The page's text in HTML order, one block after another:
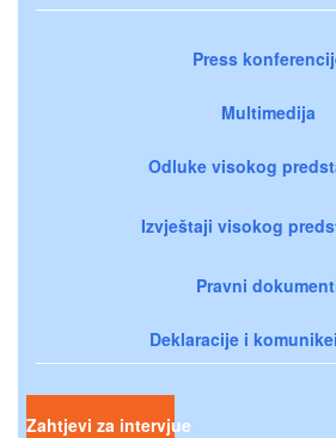
Press
Multimedija
Odluke visokog
Izvještaji visokog
Pravni
Deklaracije i
Zahtjevi za intervjue